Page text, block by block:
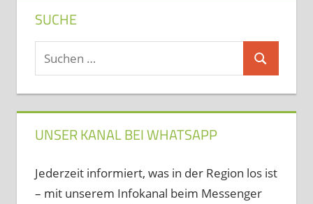
SUCHE
Suchen
nach:
Suchen
UNSER KANAL BEI WHATSAPP
Jederzeit informiert, was in der Region los ist
– mit unserem Infokanal beim Messenger